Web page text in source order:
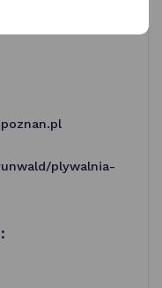
plywalnia-